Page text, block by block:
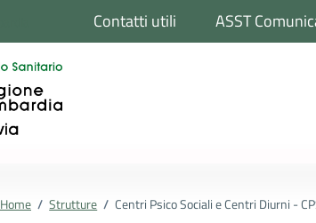
Contatti utili ASST
Home / Strutture / Centri Psico Sociali e Centri Diurni -